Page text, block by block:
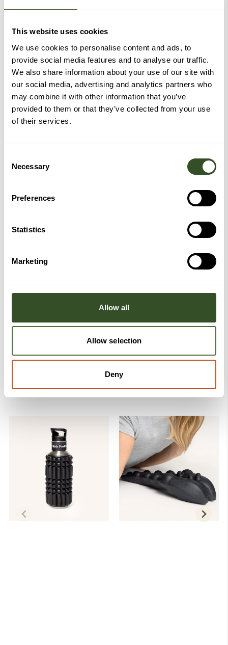
This website uses cookies
We use cookies to personalise content and ads, to
provide social media features and to analyse our traffic.
We also share information about your use of our site with
our social media, advertising and analytics partners who
may combine it with other information that you’ve
provided to them or that they’ve collected from your use
of their services.
Selection
Necessary
Preferences
Statistics
Marketing
Allow all
Allow selection
Deny
Medlemmer hos Velferdsbutikken!
Får en rabattkode på100 kr ved innmelding, samle
poeng på kjøp og fårabatter.
Fri fraktpå kjøp over kr 2499,-*
Logg inn for å bli medlem
Kanskje du også vil like disse
-30%